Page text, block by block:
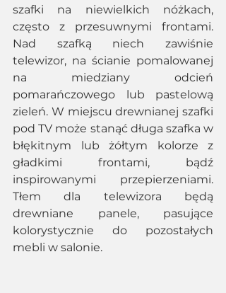
szafki na niewielkich nóżkach,
często z przesuwnymi frontami.
Nad szafką niech zawiśnie
telewizor, na ścianie pomalowanej
na miedziany odcień
pomarańczowego lub pastelową
zieleń. W miejscu drewnianej szafki
pod TV może stanąć długa szafka w
błękitnym lub żółtym kolorze z
gładkimi frontami, bądź
inspirowanymi przepierzeniami.
Tłem dla telewizora będą
drewniane panele, pasujące
kolorystycznie do pozostałych
mebli w salonie.